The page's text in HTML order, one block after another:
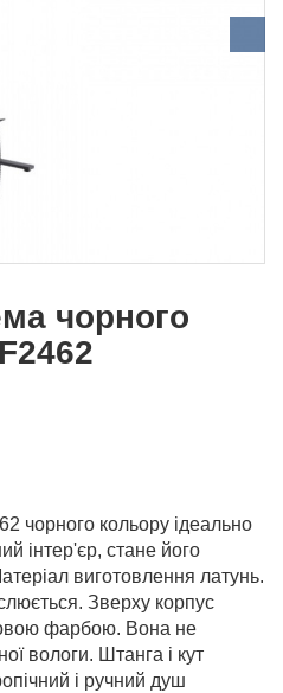
чорного
чорного кольору ідеально
інтер'єр, стане його
виготовлення латунь.
Зверху корпус
фарбою. Вона не
вологи. Штанга і кут
і ручний душ